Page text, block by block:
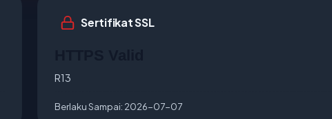
Sertifikat SSL
R13
Berlaku Sampai: 2026-07-07